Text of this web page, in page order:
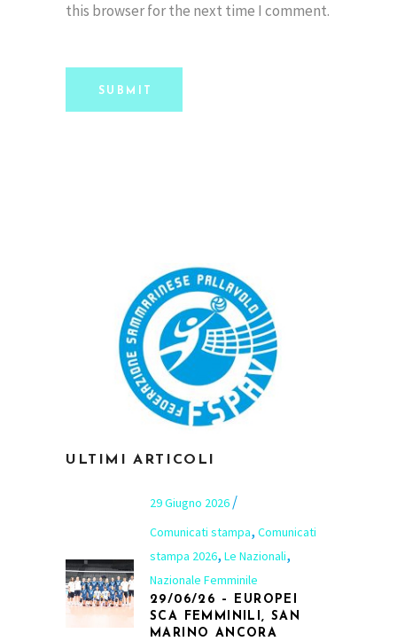
this browser for the next time I comment.
SUBMIT
ULTIMI ARTICOLI
29 Giugno 2026
Comunicati stampa, Comunicati
stampa 2026, Le Nazionali,
Nazionale Femminile
29/06/26 – EUROPEI
SCA FEMMINILI, SAN
MARINO ANCORA